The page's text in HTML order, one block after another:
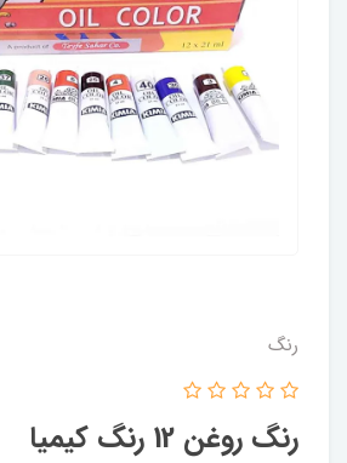
رنگ
رنگ روغن 12 رنگ کیمیا